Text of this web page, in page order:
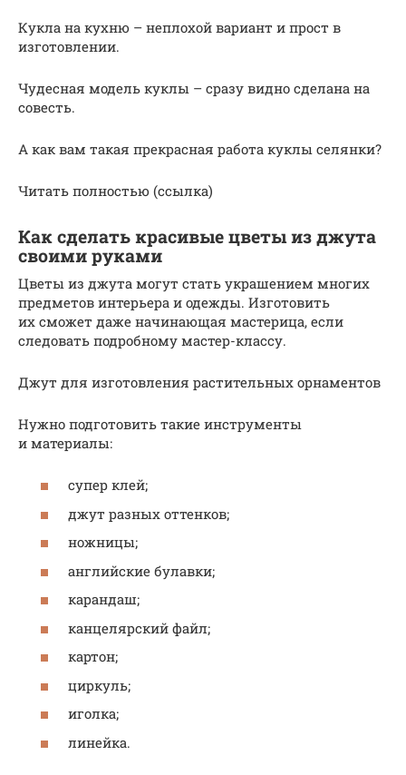
Кукла на кухню – неплохой вариант и прост в
изготовлении.
Чудесная модель куклы – сразу видно сделана на
совесть.
А как вам такая прекрасная работа куклы селянки?
Читать полностью (ссылка)
Как сделать красивые цветы из джута
своими руками
Цветы из джута могут стать украшением многих
предметов интерьера и одежды. Изготовить
их сможет даже начинающая мастерица, если
следовать подробному мастер-классу.
Джут для изготовления растительных орнаментов
Нужно подготовить такие инструменты
и материалы:
супер клей;
джут разных оттенков;
ножницы;
английские булавки;
карандаш;
канцелярский файл;
картон;
циркуль;
иголка;
линейка.